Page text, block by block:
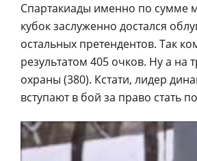
Спартакиады именно по сумме
кубок заслуженно достался
остальных претендентов. Так
результатом 405 очков. Ну а на
охраны (380). Кстати, лидер
вступают в бой за право стать